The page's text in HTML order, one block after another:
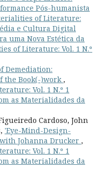
Pós-humanista
of Literature:
e Cultura Digital
uma Nova Estética da
of Literature: Vol. 1 N.º
Demediation:
the Book(-)work ,
Vol. 1 N.º 1
as Materialidades da
Cardoso, John
'Eye-Mind-Design-
Johanna Drucker ,
Vol. 1 N.º 1
as Materialidades da